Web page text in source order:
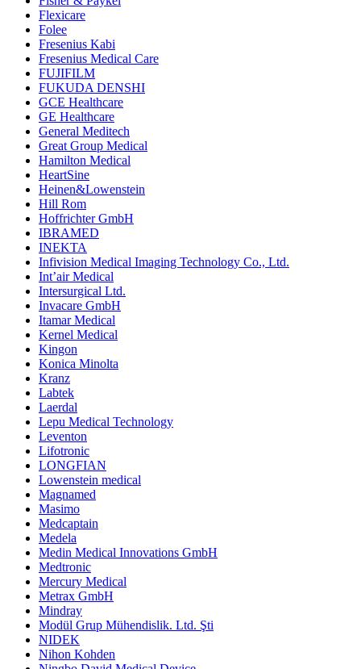
Flexicare
Folee
Fresenius Kabi
Fresenius Medical Care
FUJIFILM
FUKUDA DENSHI
GCE Healthcare
GE Healthcare
General Meditech
Great Group Medical
Hamilton Medical
HeartSine
Heinen&Lowenstein
Hill Rom
Hoffrichter GmbH
IBRAMED
INEKTA
Infivision Medical Imaging Technology Co., Ltd.
Int’air Medical
Intersurgical Ltd.
Invacare GmbH
Itamar Medical
Kernel Medical
Kingon
Konica Minolta
Kranz
Labtek
Laerdal
Lepu Medical Technology
Leventon
Lifotronic
LONGFIAN
Lowenstein medical
Magnamed
Masimo
Medcaptain
Medela
Medin Medical Innovations GmbH
Medtronic
Mercury Medical
Metrax GmbH
Mindray
Modül Grup Mühendislik. Ltd. Şti
NIDEK
Nihon Kohden